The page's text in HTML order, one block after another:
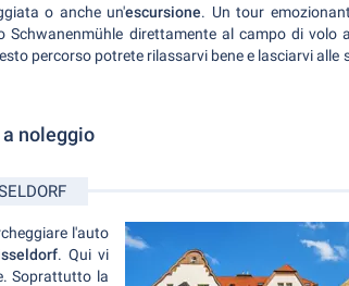
o anche un'escursione. Un tour
direttamente al campo di volo
percorso potrete rilassarvi bene e lasciarvi alle
noleggio
l'auto
. Qui vi
Soprattutto la